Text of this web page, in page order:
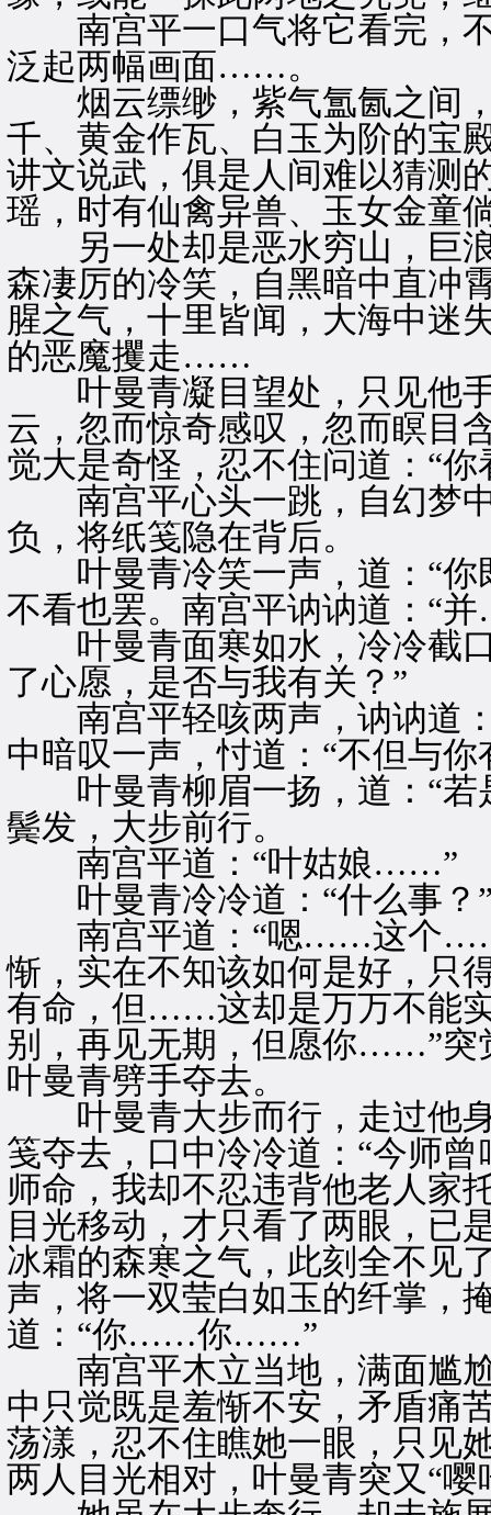
南宫平一口气将它看完，不
泛起两幅画面……。
烟云缥缈，紫气氲氤之间，
千、黄金作瓦、白玉为阶的宝
讲文说武，俱是人间难以猜测
瑶，时有仙禽异兽、玉女金童
另一处却是恶水穷山，巨浪
森凄厉的冷笑，自黑暗中直冲
腥之气，十里皆闻，大海中迷
的恶魔攫走……
叶曼青凝目望处，只见他手
云，忽而惊奇感叹，忽而瞑目
觉大是奇怪，忍不住问道：“你
南宫平心头一跳，自幻梦中
负，将纸笺隐在背后。
叶曼青冷笑一声，道：“你
不看也罢。南宫平讷讷道：
叶曼青面寒如水，冷冷截口
了心愿，是否与我有关？”
南宫平轻咳两声，讷讷
中暗叹一声，忖道：“不但与
叶曼青柳眉一扬，道：“若
鬓发，大步前行。
南宫平道：“叶姑娘……”
叶曼青冷冷道：“什么事？
南宫平道：“嗯……这个
惭，实在不知该如何是好，只
有命，但……这却是万万不能
别，再见无期，但愿你……”突
叶曼青劈手夺去。
叶曼青大步而行，走过他身
笺夺去，口中冷冷道：“今师
师命，我却不忍违背他老人家
目光移动，才只看了两眼，已
冰霜的森寒之气，此刻全不见
声，将一双莹白如玉的纤掌，
道：“你……你……”
南宫平木立当地，满面尴
中只觉既是羞惭不安，矛盾痛
荡漾，忍不住瞧她一眼，只见
两人目光相对，叶曼青突又“